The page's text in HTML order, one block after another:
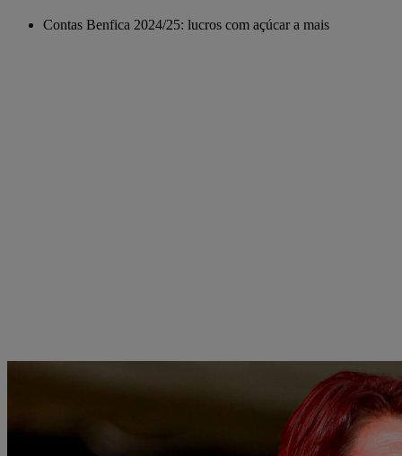
Contas Benfica 2024/25: lucros com açúcar a mais